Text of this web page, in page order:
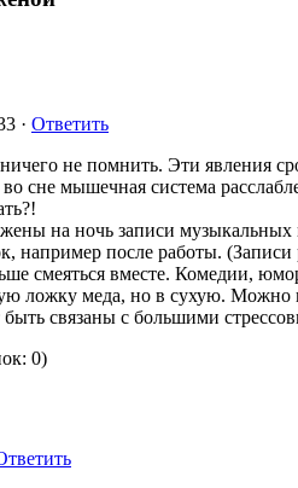
· Ответить
не помнить. Эти явления
сне мышечная система
жены на ночь записи
например после работы.
смеяться вместе. Комедии,
ложку меда, но в сухую. Можно
быть связаны с большими
0)